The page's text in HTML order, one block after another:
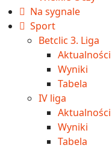
Na sygnale
Sport
Betclic 3. Liga
Aktualności
Wyniki
Tabela
IV liga
Aktualności
Wyniki
Tabela